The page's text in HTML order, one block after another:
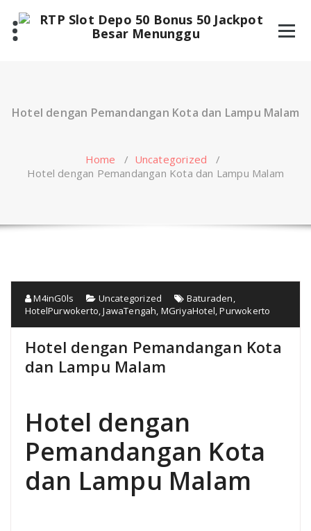
content
Hotel dengan Pemandangan Kota dan Lampu Malam
Home / Uncategorized /
Hotel dengan Pemandangan Kota dan Lampu Malam
M4inG0ls Uncategorized Baturaden,
HotelPurwokerto,JawaTengah, MGriyaHotel,Purwokerto
Hotel dengan Pemandangan Kota
dan Lampu Malam
Hotel dengan
Pemandangan Kota
dan Lampu Malam